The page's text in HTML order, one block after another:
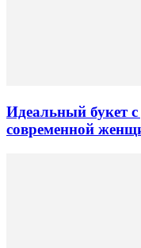
Идеальный букет
современной